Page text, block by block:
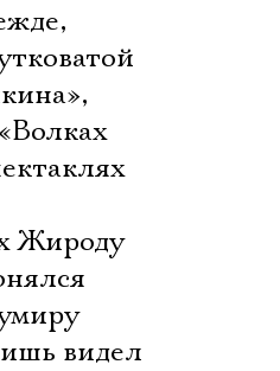
Жироду

видел